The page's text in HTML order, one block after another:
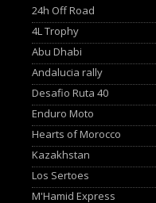
24h Off Road
4L Trophy
Abu Dhabi
Andalucia rally
Desafio Ruta 40
Enduro Moto
Hearts of Morocco
Kazakhstan
Los Sertoes
M'Hamid Express